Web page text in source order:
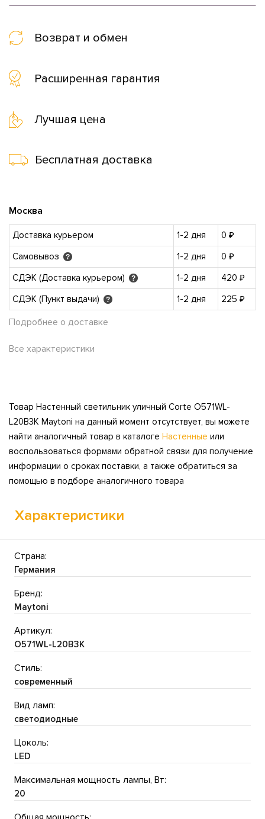
Возврат и обмен
Расширенная гарантия
Лучшая цена
Бесплатная доставка
Москва
Доставка курьером 1-2 дня
0 ₽
Самовывоз
? 1-2 дня
0 ₽
СДЭК (Доставка курьером)
? 1-2 дня
420 ₽
СДЭК (Пункт выдачи)
? 1-2 дня 225 ₽
Подробнее о доставке
Все характеристики
Товар Настенный светильник уличный Corte O571WL-
L20B3K Maytoni на данный момент отсутствует, вы можете
найти аналогичный товар в каталоге Настенные или
воспользоваться формами обратной связи для получение
информации о сроках поставки, а также обратиться за
помощью в подборе аналогичного товара
Характеристики
Страна:
Германия
Бренд:
Maytoni
Артикул:
O571WL-L20B3K
Стиль:
современный
Вид ламп:
светодиодные
Цоколь:
LED
Максимальная мощность лампы, Вт:
20